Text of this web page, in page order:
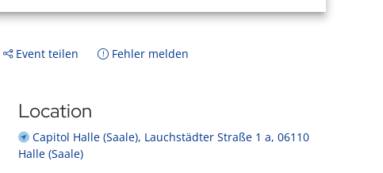
Event teilen Fehler melden
Location
Capitol Halle (Saale), Lauchstädter Straße 1 a, 06110
Halle (Saale)